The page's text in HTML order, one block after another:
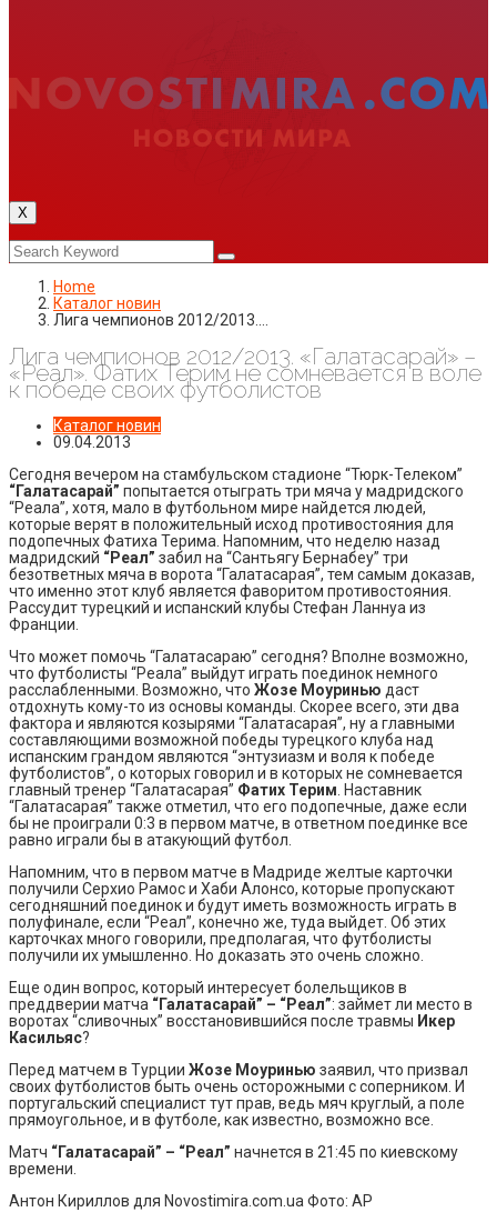
X
Home
Каталог новин
Лига чемпионов 2012/2013.…
Лига чемпионов 2012/2013. «Галатасарай» –
«Реал». Фатих Терим не сомневается в воле
к победе своих футболистов
Каталог новин
09.04.2013
Сегодня вечером на стамбульском стадионе “Тюрк-Телеком”
“Галатасарай” попытается отыграть три мяча у мадридского
“Реала”, хотя, мало в футбольном мире найдется людей,
которые верят в положительный исход противостояния для
подопечных Фатиха Терима. Напомним, что неделю назад
мадридский “Реал” забил на “Сантьягу Бернабеу” три
безответных мяча в ворота “Галатасарая”, тем самым доказав,
что именно этот клуб является фаворитом противостояния.
Рассудит турецкий и испанский клубы Стефан Ланнуа из
Франции.
Что может помочь “Галатасараю” сегодня? Вполне возможно,
что футболисты “Реала” выйдут играть поединок немного
расслабленными. Возможно, что Жозе Моуринью даст
отдохнуть кому-то из основы команды. Скорее всего, эти два
фактора и являются козырями “Галатасарая”, ну а главными
составляющими возможной победы турецкого клуба над
испанским грандом являются “энтузиазм и воля к победе
футболистов”, о которых говорил и в которых не сомневается
главный тренер “Галатасарая” Фатих Терим . Наставник
“Галатасарая” также отметил, что его подопечные, даже если
бы не проиграли 0:3 в первом матче, в ответном поединке все
равно играли бы в атакующий футбол.
Напомним, что в первом матче в Мадриде желтые карточки
получили Серхио Рамос и Хаби Алонсо, которые пропускают
сегодняшний поединок и будут иметь возможность играть в
полуфинале, если “Реал”, конечно же, туда выйдет. Об этих
карточках много говорили, предполагая, что футболисты
получили их умышленно. Но доказать это очень сложно.
Еще один вопрос, который интересует болельщиков в
преддверии матча “Галатасарай” – “Реал”: займет ли место в
воротах “сливочных” восстановившийся после травмы Икер
Касильяс?
Перед матчем в Турции Жозе Моуринью заявил, что призвал
своих футболистов быть очень осторожными с соперником. И
португальский специалист тут прав, ведь мяч круглый, а поле
прямоугольное, и в футболе, как известно, возможно все.
Матч “Галатасарай” – “Реал” начнется в 21:45 по киевскому
времени.
Антон Кириллов для Novostimira.com.ua Фото: АР